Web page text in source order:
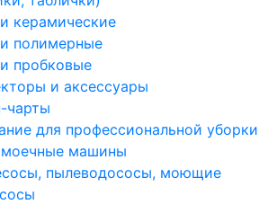
керамические
полимерные
пробковые
и аксессуары
чарты
для профессиональной уборки
машины
пылеводососы, моющие